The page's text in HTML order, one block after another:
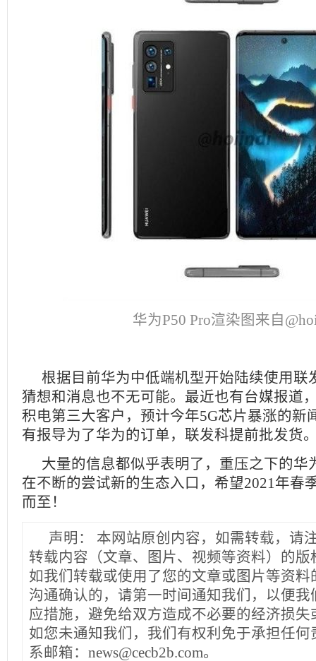
华为P50 Pro渲染图来自
根据目前华为中低端机型开始陆续使用联
猜想和消息也不无可能。最近也有台媒报道
积电第三大客户，预计今年5G芯片暴涨的新
有报导为了华为的订单，联发科提前批发货
大量的信息都似乎表明了，重压之下的华
在不断的尝试新的生态入口，希望2021年春
而至！
声明：
本网站原创内容，如需转载，请
转载内容（文章、图片、视频等资料）的版
如我们转载或使用了您的文章或图片等资料
沟通确认的，请第一时间通知我们，以便我
应措施，避免给双方造成不必要的经济损失
如您未通知我们，我们有权利免于承担任何
系邮箱：news@cecb2b.com。